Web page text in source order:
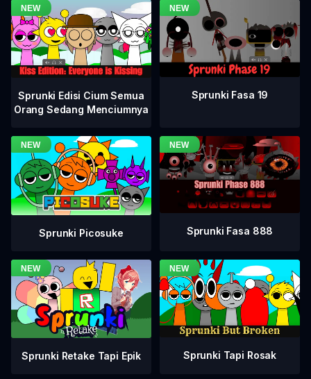
Sprunki Edisi Cium Semua
Orang Sedang Menciumnya
Sprunki Fasa 19
Sprunki Picosuke Sprunki Fasa 888
Sprunki Retake Tapi Epik Sprunki Tapi Rosak